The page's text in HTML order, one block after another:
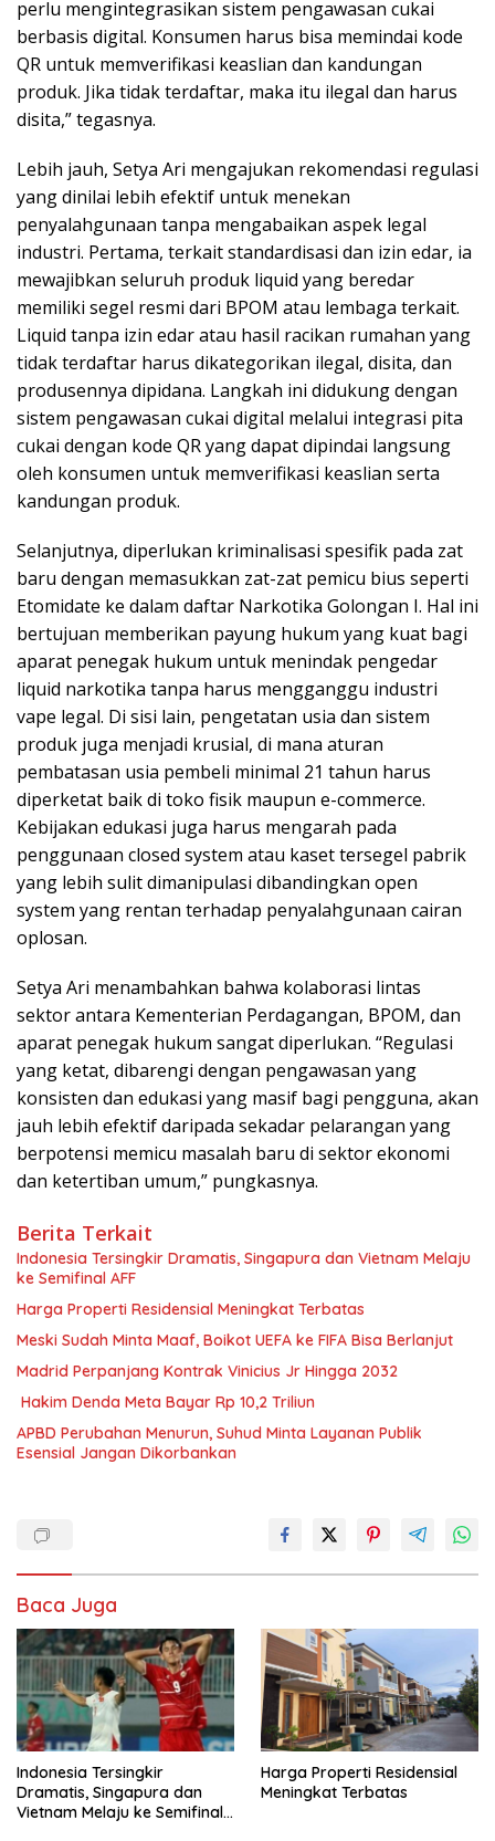
perlu mengintegrasikan sistem pengawasan cukai
berbasis digital. Konsumen harus bisa memindai kode
QR untuk memverifikasi keaslian dan kandungan
produk. Jika tidak terdaftar, maka itu ilegal dan harus
disita,” tegasnya.
Lebih jauh, Setya Ari mengajukan rekomendasi regulasi
yang dinilai lebih efektif untuk menekan
penyalahgunaan tanpa mengabaikan aspek legal
industri. Pertama, terkait standardisasi dan izin edar, ia
mewajibkan seluruh produk liquid yang beredar
memiliki segel resmi dari BPOM atau lembaga terkait.
Liquid tanpa izin edar atau hasil racikan rumahan yang
tidak terdaftar harus dikategorikan ilegal, disita, dan
produsennya dipidana. Langkah ini didukung dengan
sistem pengawasan cukai digital melalui integrasi pita
cukai dengan kode QR yang dapat dipindai langsung
oleh konsumen untuk memverifikasi keaslian serta
kandungan produk.
Selanjutnya, diperlukan kriminalisasi spesifik pada zat
baru dengan memasukkan zat-zat pemicu bius seperti
Etomidate ke dalam daftar Narkotika Golongan I. Hal ini
bertujuan memberikan payung hukum yang kuat bagi
aparat penegak hukum untuk menindak pengedar
liquid narkotika tanpa harus mengganggu industri
vape legal. Di sisi lain, pengetatan usia dan sistem
produk juga menjadi krusial, di mana aturan
pembatasan usia pembeli minimal 21 tahun harus
diperketat baik di toko fisik maupun e-commerce.
Kebijakan edukasi juga harus mengarah pada
penggunaan closed system atau kaset tersegel pabrik
yang lebih sulit dimanipulasi dibandingkan open
system yang rentan terhadap penyalahgunaan cairan
oplosan.
Setya Ari menambahkan bahwa kolaborasi lintas
sektor antara Kementerian Perdagangan, BPOM, dan
aparat penegak hukum sangat diperlukan. “Regulasi
yang ketat, dibarengi dengan pengawasan yang
konsisten dan edukasi yang masif bagi pengguna, akan
jauh lebih efektif daripada sekadar pelarangan yang
berpotensi memicu masalah baru di sektor ekonomi
dan ketertiban umum,” pungkasnya.
Berita Terkait
Indonesia Tersingkir Dramatis, Singapura dan Vietnam Melaju
ke Semifinal AFF
Harga Properti Residensial Meningkat Terbatas
Meski Sudah Minta Maaf, Boikot UEFA ke FIFA Bisa Berlanjut
Madrid Perpanjang Kontrak Vinicius Jr Hingga 2032
Hakim Denda Meta Bayar Rp 10,2 Triliun
APBD Perubahan Menurun, Suhud Minta Layanan Publik
Esensial Jangan Dikorbankan
Baca Juga
Indonesia Tersingkir
Dramatis, Singapura dan
Vietnam Melaju ke Semifinal
Harga Properti Residensial
Meningkat Terbatas